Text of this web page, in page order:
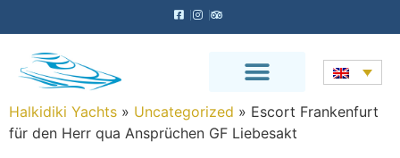
Halkidiki Yachts » Uncategorized » Escort Frankenfurt
für den Herr qua Ansprüchen GF Liebesakt